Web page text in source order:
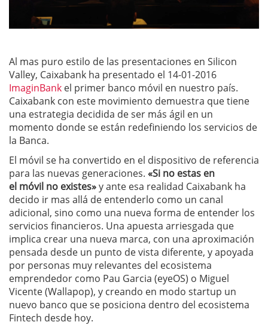
Al mas puro estilo de las presentaciones en Silicon
Valley, Caixabank ha presentado el 14-01-2016
ImaginBank el primer banco móvil en nuestro país.
Caixabank con este movimiento demuestra que tiene
una estrategia decidida de ser más ágil en un
momento donde se están redefiniendo los servicios de
la Banca.
El móvil se ha convertido en el dispositivo de referencia
para las nuevas generaciones. «Si no estas en
el móvil no existes»y ante esa realidad Caixabank ha
decido ir mas allá de entenderlo como un canal
adicional, sino como una nueva forma de entender los
servicios financieros. Una apuesta arriesgada que
implica crear una nueva marca, con una aproximación
pensada desde un punto de vista diferente, y apoyada
por personas muy relevantes del ecosistema
emprendedor como Pau Garcia (eyeOS) o Miguel
Vicente (Wallapop), y creando en modo startup un
nuevo banco que se posiciona dentro del ecosistema
Fintech desde hoy.